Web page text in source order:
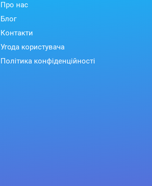
Про нас
Блог
Контакти
Угода користувача
Політика конфіденційності